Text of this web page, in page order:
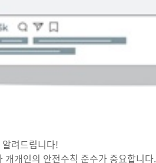
려드립니다!
개인의 안전수칙 준수가 중요합니다.